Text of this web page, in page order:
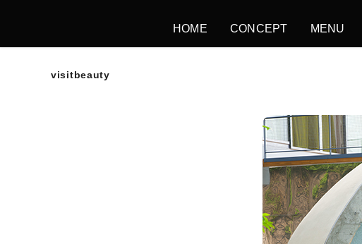
HOME CONCEPT MENU
visitbeauty